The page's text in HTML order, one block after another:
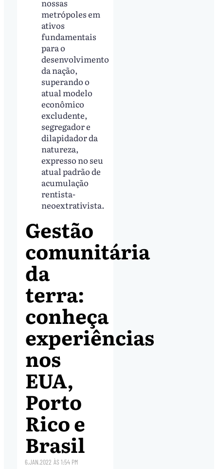
nossas
metrópoles em
ativos
fundamentais
para o
desenvolvimento
da nação,
superando o
atual modelo
econômico
excludente,
segregador e
dilapidador da
natureza,
expresso no seu
atual padrão de
acumulação
rentista-
neoextrativista.
Gestão
comunitária
da
terra:
conheça
experiências
nos
EUA,
Porto
Rico e
Brasil
6.JAN.2022 ÀS1:54 PM